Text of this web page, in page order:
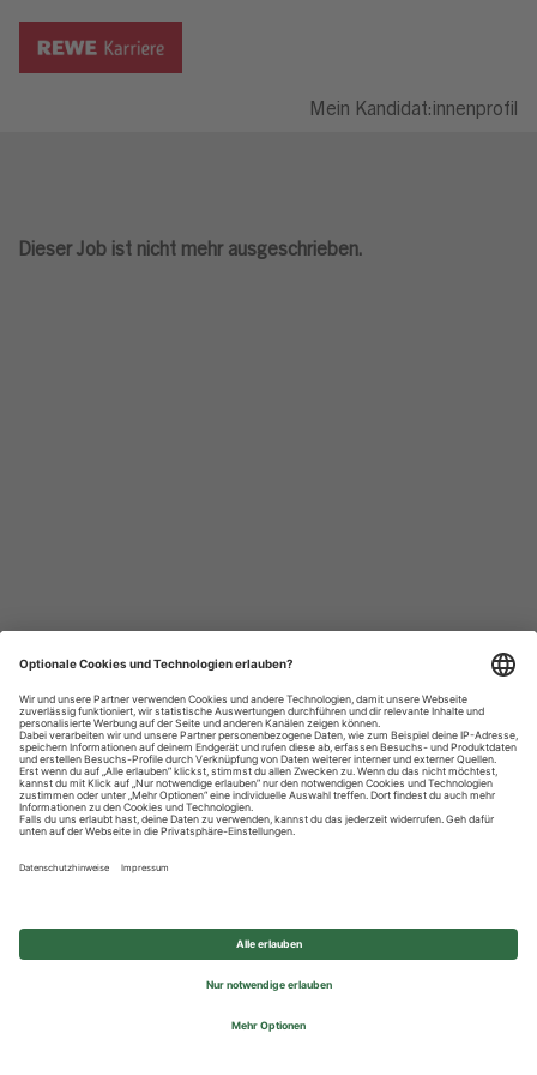
Mein Kandidat:innenprofil
Dieser Job ist nicht mehr ausgeschrieben.
Datenschutzhinweise
Impressum
Privatsphäre-Einstellungen
© 2026 REWE Group - All rights reserved